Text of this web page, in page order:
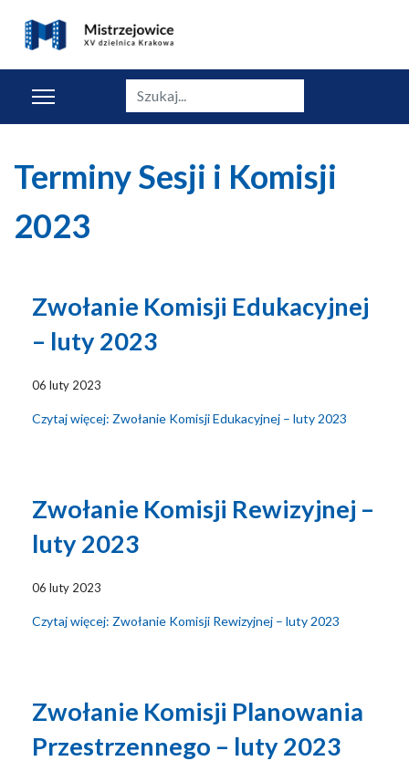
Szukaj
Terminy Sesji i Komisji
2023
Zwołanie Komisji Edukacyjnej
– luty 2023
06 luty 2023
Czytaj więcej: Zwołanie Komisji Edukacyjnej – luty 2023
Zwołanie Komisji Rewizyjnej –
luty 2023
06 luty 2023
Czytaj więcej: Zwołanie Komisji Rewizyjnej – luty 2023
Zwołanie Komisji Planowania
Przestrzennego – luty 2023